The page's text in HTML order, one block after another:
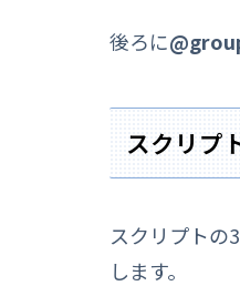
後ろに
スクリプ
スクリプト
します。